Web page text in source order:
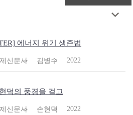
에너지 위기 생존법
신문사 김병수 2022
덕의 풍경을 걸고
신문사 손현덕 2022